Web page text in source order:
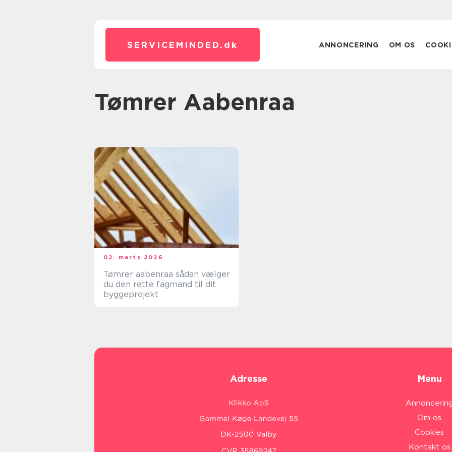
SERVICEMINDED. dk ANNONCERING OM OS
tømrer Aabenraa
02. marts 2026
Tømrer aabenraa sådan vælger
du den rette fagmand til dit
byggeprojekt
Adresse Menu
Om os
Cookies
Kontakt os